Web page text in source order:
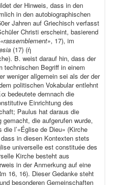
der Hinweis, dass in den
in den autobiographischen
Jahren auf Griechisch verfasst
Christi erscheint, basierend
«rassemblement», 17), im
(17) (ἡ
B. weist darauf hin, dass der
technischen Begriff in einem
weniger allgemein sei als der der
politischen Vokabular entlehnt
bedeutete demnach die
Einrichtung des
Paulus hat daraus die
gemacht, die aufgerufen wurde,
l’«Église de Dieu» (Kirche
in diesen Kontexten stets
universelle est constituée des
Kirche besteht aus
in der Anmerkung auf eine
16, 16). Dieser Gedanke steht
besonderen Gemeinschaften